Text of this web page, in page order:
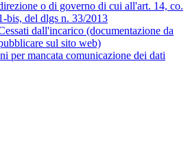
o di governo di cui all'art. 14, co.
bis, del dlgs n. 33/2013
dall'incarico (documentazione da
sul sito web)
per mancata comunicazione dei dati